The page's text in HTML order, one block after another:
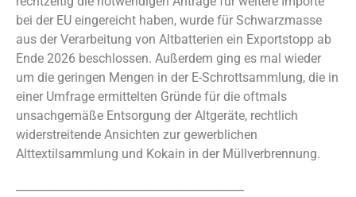
bei der EU eingereicht haben, wurde für Schwarzmasse
aus der Verarbeitung von Altbatterien ein Exportstopp ab
Ende 2026 beschlossen. Außerdem ging es mal wieder
um die geringen Mengen in der E-Schrottsammlung, die in
einer Umfrage ermittelten Gründe für die oftmals
unsachgemäße Entsorgung der Altgeräte, rechtlich
widerstreitende Ansichten zur gewerblichen
Alttextilsammlung und Kokain in der Müllverbrennung.